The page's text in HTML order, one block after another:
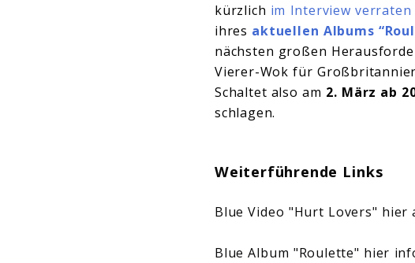
kürzlich im Interview verraten
ihres aktuellen Albums
nächsten großen
Vierer-Wok für
Schaltet also am 2. März ab
schlagen.
Weiterführende Links
Blue Video "Hurt Lovers" hier
Blue Album "Roulette" hier